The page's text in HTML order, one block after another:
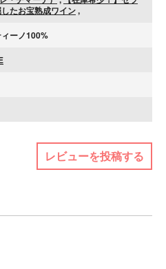
たお宝熟成ワイン,
ーノ100%
レビューを投稿する